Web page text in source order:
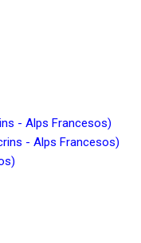
- Alps Francesos)
- Alps Francesos)